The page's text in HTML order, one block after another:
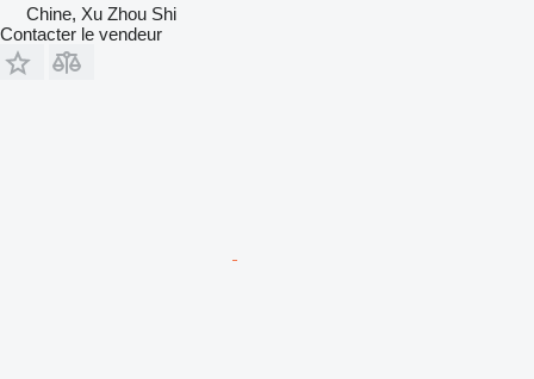
Chine, Xu Zhou Shi
Contacter le vendeur